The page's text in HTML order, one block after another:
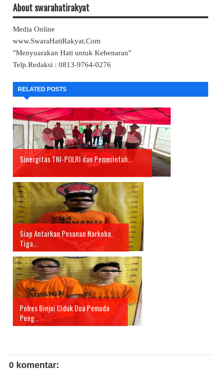
About swarahatirakyat
Media Online
www.SwaraHatiRakyat.Com
"Menyuarakan Hati untuk Kebenaran"
Telp.Redaksi : 0813-9764-0276
RELATED POSTS
Sinergitas TNI-POLRI dan Pemerintah...
Siap Antarkan Pesanan Narkoba,
Tiga...
Polres Binjai Ciduk Dua Pemuda
Peng...
0 komentar: